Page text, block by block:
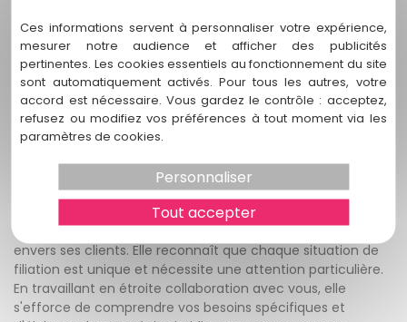
de votre situation en matière de filiation, vous pouvez
utiliser les coordonnées fournies sur notre site web. Vous
trouverez nos informations de contact, y compris l'adresse
postale, le numéro de téléphone et l'adresse e-mail, pour
nous joindre. Nous vous invitons à nous contacter et nous
serons ravis de répondre à vos questions et de vous aider
dans vos démarches.
4. Quelle est l'approche de Stéphanie
Vignollet envers ses clients ?
Stéphanie Vignollet adopte une approche personnalisée
envers ses clients. Elle reconnaît que chaque situation de
filiation est unique et nécessite une attention particulière.
En travaillant en étroite collaboration avec vous, elle
s'efforce de comprendre vos besoins spécifiques et
Ces informations servent à personnaliser votre expérience,
mesurer notre audience et afficher des publicités
pertinentes. Les cookies essentiels au fonctionnement du site
sont automatiquement activés. Pour tous les autres, votre
accord est nécessaire. Vous gardez le contrôle : acceptez,
refusez ou modifiez vos préférences à tout moment via les
paramètres de cookies.
Tout accepter
Personnaliser